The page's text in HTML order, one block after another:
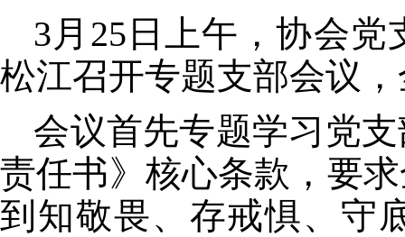
3月 25 日上午，协会
松江召开专题支部会议
会议首先专题学习党
责任书》核心条款，要
到知敬畏、存戒惧、守